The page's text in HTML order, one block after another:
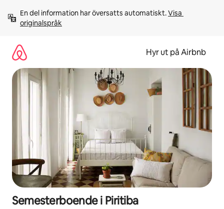
innehåll
En del information har översatts automatiskt. Visa
originalspråk
Hyr ut på Airbnb
Semesterboende i Piritiba